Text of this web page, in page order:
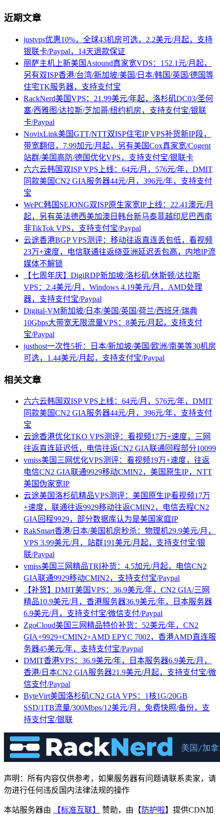
近期文章
justvps优惠10%，全球43机房可选，2.2美元/月起，支持
银联卡/Paypal，14天退款保证
丽萨主机上新美国Astound真家宽VDS：152.1元/月起，
另有双ISP香港/台湾/新加坡/美国/日本/韩国/英国/德国等
住宅TK服务器，支持支付宝
RackNerd美国VPS：21.99美元/年起，洛杉矶DC03/圣何
塞/西雅图/达拉斯/芝加哥/纽约机房，支持支付宝/银联
卡/Paypal
NovixLink美国GTT/NTT双ISP住宅IP VPS补货新IP段，
带宽翻倍，7.99加元/月起，另有美国Cox真家宽/Cogent
站群/美国高防/德国优化VPS，支持支付宝/银联卡
六六云韩国双ISP VPS上线：64元/月，576元/年，DMIT
同款美国CN2 GIA服务器44元/月，396元/年，支持支付
宝
WePC韩国SEJONG双ISP原生家宽IP上线：22.41澳元/月
起，另有英法德西美加澳日韩台新马泰菲越印尼巴西南
非TikTok VPS，支持支付宝/Paypal
云途香港BGP VPS测评：移动往返直连丢包低，看视频
23万+速度，电信联通往返绕亚洲延迟丢包高，内地IP流
媒体不解锁
【七周年庆】DigiRDP新加坡/洛杉矶/休斯顿/达拉斯
VPS：2.4美元/月，Windows 4.19美元/月，AMD处理
器，支持支付宝/Paypal
Digital-VM新加坡/日本/美国/英国/荷兰/西班牙/瑞典
10Gbps大带宽无限流量VPS：8美元/月起，支持支付
宝/Paypal
justhost一次性5折：日本/新加坡/美国/欧洲/南美等30机房
可选，1.44美元/月起，支持支付宝/Paypal
相关文章
六六云韩国双ISP VPS上线：64元/月，576元/年，DMIT
同款美国CN2 GIA服务器44元/月，396元/年，支持支付
宝
云途香港优化TKO VPS测评：看视频17万+速度，三网
往返直连延迟低，电信往返CN2 GIA联通回程部分10099
vmiss美国三网优化VPS测评：看视频19万+速度，往返
电信CN2 GIA联通9929移动CMIN2，美国原生IP，NTT
美国伪家宽IP
云途美国洛杉矶精品VPS测评：美国原生IP看视频17万
+速度，联通往返9929移动往返CMIN2，电信去程CN2
GIA回程9929，部分数据库认为是美国家庭IP
RakSmart香港/日本/美国机房秒杀：物理机29.9美元/月，
VPS 3.99美元/月，站群191美元/月起，支持支付宝/银
联/Paypal
vmiss美国三网精品TRI补货：4.5加元/月起，电信CN2
GIA联通9929移动CMIN2，支持支付宝/Paypal
【补货】DMIT美国VPS：36.9美元/年，CN2 GIA/三网
精品10.9美元/月，香港服务器36.9美元/年，日本服务器
6.9美元/月，支持支付宝/微信支付/Paypal
ZgoCloud美国三网精品特价补货：52美元/年，CN2
GIA+9929+CMIN2+AMD EPYC 7002，香港AMD直连服
务器45美元/年，支持支付宝/Paypal
DMIT香港VPS：36.9美元/年，日本服务器6.9美元/月，
香港/日本CN2 GIA服务器21.9美元/月起，支持支付宝/微
信支付/Paypal
ByteVirt美国洛杉矶CN2 GIA VPS：1核1G/20GB
SSD/1TB流量/300Mbps/12美元/月，免费快照/备份，支
持支付宝/银联
声明：所有内容仅供参考，如果服务器有问题请联系卖家，请
勿进行任何违反国内法律法规的操作
本站服务器由 【标准互联】 赞助，由【 防护啦】提供CDN加